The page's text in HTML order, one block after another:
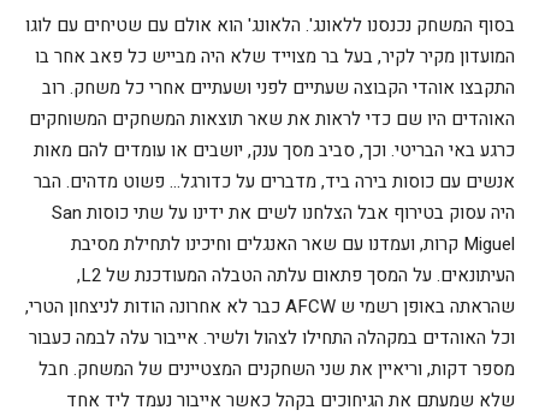
בסוף המשחק נכנסנו ללאונג'. הלאונג' הוא אולם עם שטיחים עם לוגו
המועדון מקיר לקיר, בעל בר מצוייד שלא היה מבייש כל פאב אחר בו
התקבצו אוהדי הקבוצה שעתיים לפני ושעתיים אחרי כל משחק. רוב
האוהדים היו שם כדי לראות את שאר תוצאות המשחקים המשוחקים
כרגע באי הבריטי. וכך, סביב מסך ענק, יושבים או עומדים להם מאות
אנשים עם כוסות בירה ביד, מדברים על כדורגל… פשוט מדהים. הבר
היה עסוק בטירוף אבל הצלחנו לשים את ידינו על שתי כוסות San
Miguel קרות, ועמדנו עם שאר האנגלים וחיכינו לתחילת מסיבת
העיתונאים. על המסך פתאום עלתה הטבלה המעודכנת של L2,
שהראתה באופן רשמי ש AFCW כבר לא אחרונה הודות לניצחון הטרי,
וכל האוהדים במקהלה התחילו לצהול ולשיר. אייבור עלה לבמה כעבור
מספר דקות, וריאיין את שני השחקנים המצטיינים של המשחק. חבל
שלא שמעתם את הגיחוכים בקהל כאשר אייבור נעמד ליד אחד